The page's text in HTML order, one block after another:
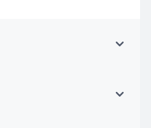
2x 2600mAh
Nikon incluso